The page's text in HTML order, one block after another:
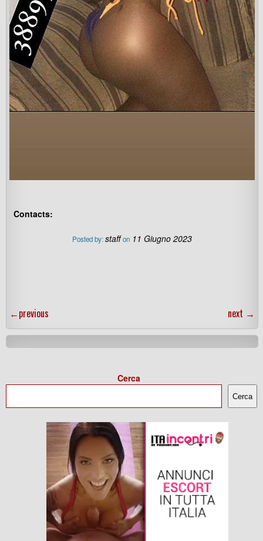
Contacts:
Posted by:staff on 11 Giugno 2023
←previous next →
Cerca
Cerca